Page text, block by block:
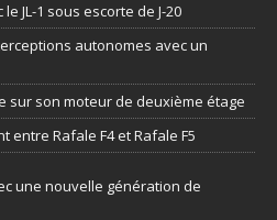
JL-1 sous escorte de J-20
autonomes avec un
sur son moteur de deuxième étage
entre Rafale F4 et Rafale F5
une nouvelle génération de